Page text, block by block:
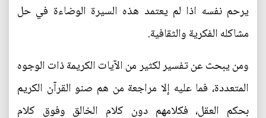
يرحم نفسه اذا لم يعتمد هذه السيرة الوضاءة في حل
مشاكله الفكرية والثقافية.
ومن يبحث عن تفسير لكثير من الآيات الكريمة ذات الوجوه
المتعددة، فما عليه إلا مراجعة من هم صنو القرآن الكريم
بحكم العقل، فكلامهم دون كلام الخالق وفوق كلام